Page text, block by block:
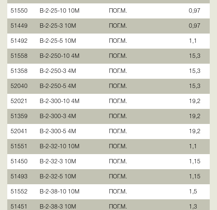
51550 В-2-25-10 10М ПОГ.М. 0,97
51449 В-2-25-3 10М ПОГ.М. 0,97
51492 В-2-25-5 10М ПОГ.М. 1,1
51558 В-2-250-10 4М ПОГ.М. 15,3
51358 В-2-250-3 4М ПОГ.М. 15,3
52040 В-2-250-5 4М ПОГ.М. 15,3
52021 В-2-300-10 4М ПОГ.М. 19,2
51359 В-2-300-3 4М ПОГ.М. 19,2
52041 В-2-300-5 4М ПОГ.М. 19,2
51551 В-2-32-10 10М ПОГ.М. 1,1
51450 В-2-32-3 10М ПОГ.М. 1,15
51493 В-2-32-5 10М ПОГ.М. 1,15
51552 В-2-38-10 10М ПОГ.М. 1,5
51451 В-2-38-3 10М ПОГ.М. 1,3